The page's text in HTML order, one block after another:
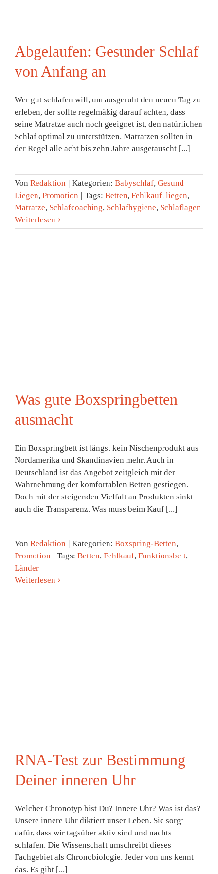
Abgelaufen: Gesunder Schlaf
von Anfang an
Wer gut schlafen will, um ausgeruht den neuen Tag zu
erleben, der sollte regelmäßig darauf achten, dass
seine Matratze auch noch geeignet ist, den natürlichen
Schlaf optimal zu unterstützen. Matratzen sollten in
der Regel alle acht bis zehn Jahre ausgetauscht [...]
Von Redaktion | Kategorien: Babyschlaf, Gesund
Liegen, Promotion | Tags: Betten, Fehlkauf, liegen,
Matratze, Schlafcoaching, Schlafhygiene, Schlaflagen
Weiterlesen
Was gute Boxspringbetten
ausmacht
Ein Boxspringbett ist längst kein Nischenprodukt aus
Nordamerika und Skandinavien mehr. Auch in
Deutschland ist das Angebot zeitgleich mit der
Wahrnehmung der komfortablen Betten gestiegen.
Doch mit der steigenden Vielfalt an Produkten sinkt
auch die Transparenz. Was muss beim Kauf [...]
Von Redaktion | Kategorien: Boxspring-Betten,
Promotion | Tags: Betten, Fehlkauf, Funktionsbett,
Länder
Weiterlesen
RNA-Test zur Bestimmung
Deiner inneren Uhr
Welcher Chronotyp bist Du? Innere Uhr? Was ist das?
Unsere innere Uhr diktiert unser Leben. Sie sorgt
dafür, dass wir tagsüber aktiv sind und nachts
schlafen. Die Wissenschaft umschreibt dieses
Fachgebiet als Chronobiologie. Jeder von uns kennt
das. Es gibt [...]